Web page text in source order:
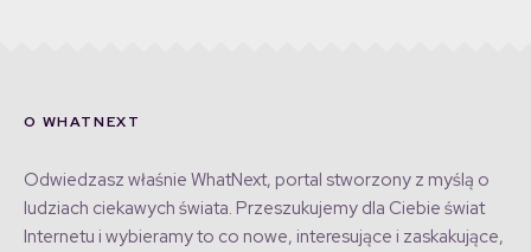
O WHATNEXT
Odwiedzasz właśnie WhatNext, portal stworzony z myślą o
ludziach ciekawych świata. Przeszukujemy dla Ciebie świat
Internetu i wybieramy to co nowe, interesujące i zaskakujące,